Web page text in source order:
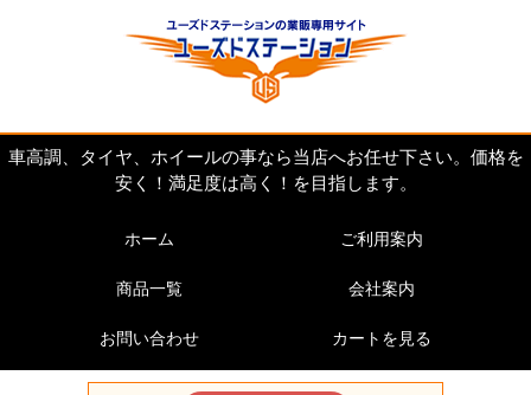
車高調、タイヤ、ホイールの事なら当店へお任せ下さい。価格を
安く！満足度は高く！を目指します。
ホーム ご利用案内
商品一覧 会社案内
お問い合わせ カートを見る